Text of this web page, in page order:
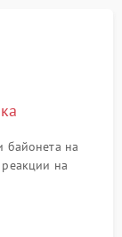
байонета на
на
состояния
и вспышки.